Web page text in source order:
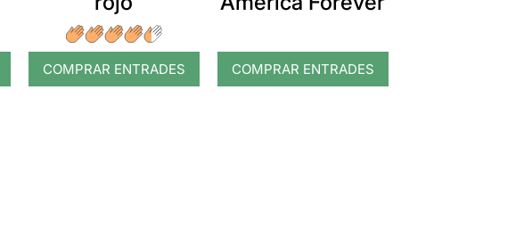
COMPRAR ENTRADES COMPRAR ENTRADES